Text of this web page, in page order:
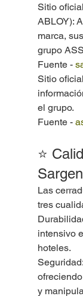
Sitio
ABLOY):
marca,
grupo
Fuente -
Sitio
el grupo.
Fuente -
⭐
Las
tres
intensivo
hoteles.
y